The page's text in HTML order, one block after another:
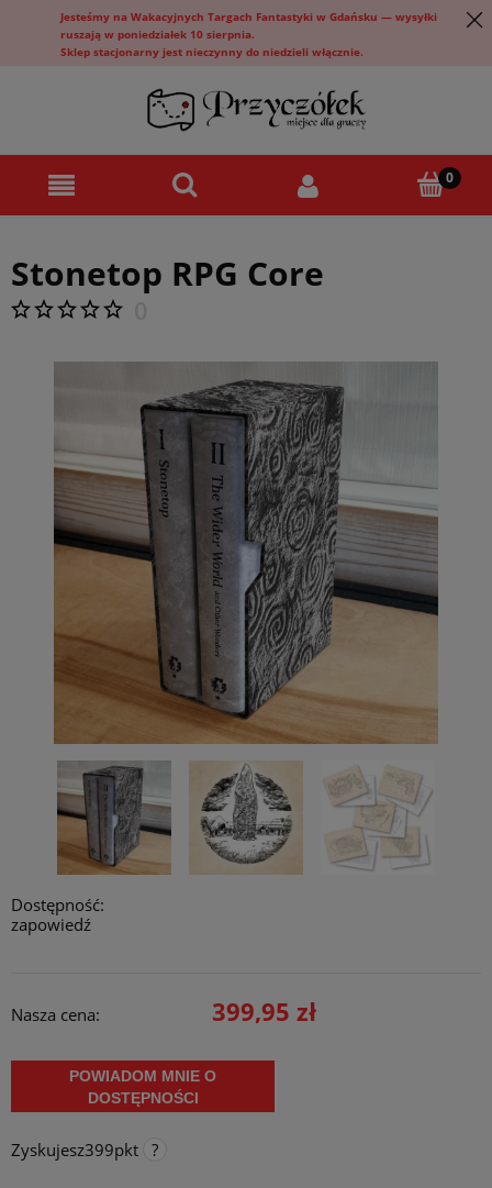
Jesteśmy na Wakacyjnych Targach Fantastyki w Gdańsku — wysyłki
ruszają w poniedziałek 10 sierpnia.
Sklep stacjonarny jest nieczynny do niedzieli włącznie.
Stonetop RPG Core
Dostępność:
zapowiedź
Nasza cena: 399,95 zł
POWIADOM MNIE O
DOSTĘPNOŚCI
Zyskujesz399pkt